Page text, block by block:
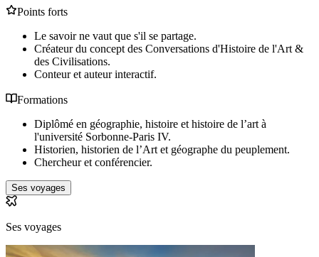
Points forts
Le savoir ne vaut que s'il se partage.
Créateur du concept des Conversations d'Histoire de l'Art &
des Civilisations.
Conteur et auteur interactif.
Formations
Diplômé en géographie, histoire et histoire de l’art à
l'université Sorbonne-Paris IV.
Historien, historien de l’Art et géographe du peuplement.
Chercheur et conférencier.
Ses voyages
Ses voyages